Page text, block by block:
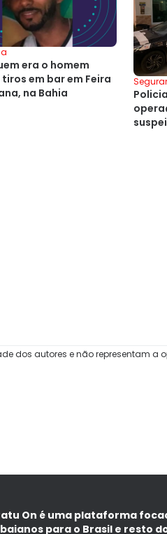
era o homem
em bar em Feira
na Bahia
dos autores e não representam a
On é uma plataforma
para o Brasil e resto